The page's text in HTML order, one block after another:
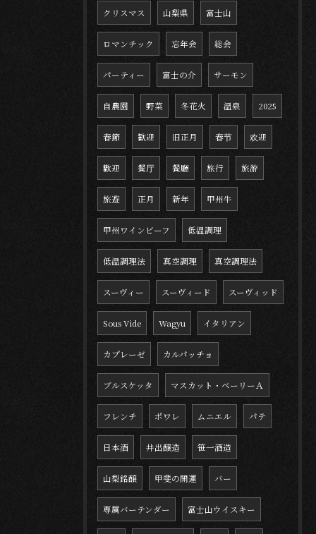
クリスマス 山梨県 富士山
ロマンチック 忘年会 総会
パーティー 富士の介 サーモン
自農園 野菜 冬花火 温泉 2025
春節 歓迎 旧正月 春节 欢迎
歡迎 餐厅 餐廳 旅行 旅游
旅遊 正月 新年 甲州牛
甲州ワインビーフ 低温調理
低温調理法 真空調理 真空調理法
スーヴィー スーヴィード スーヴィッド
Sous Vide Wagyu イタリアン
カプレーゼ カルパッチョ
ブルスケッタ マスカット・ベーリーＡ
フレンチ ポワレ ムニエル パテ
日本酒 井出醸造 笹一酒造
山梨銘醸 甲斐の開運 バー
専属バーテンダー 富士山ウイスキー